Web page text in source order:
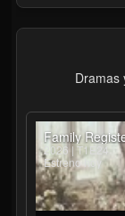
Dramas
Family
2026 | T1E24
Estreno hoy